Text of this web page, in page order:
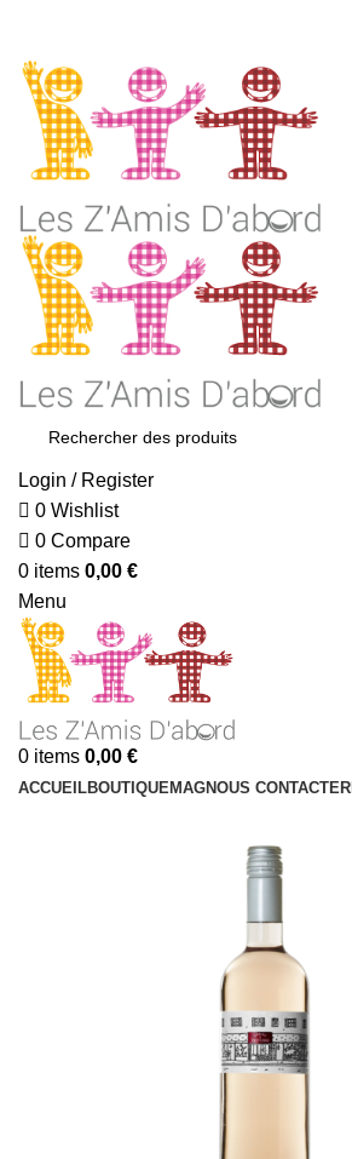
Login / Register
0 Wishlist
0 Compare
0 items 0,00 €
Menu
0 items 0,00 €
ACCUEILBOUTIQUEMAGNOUS CONTACTER